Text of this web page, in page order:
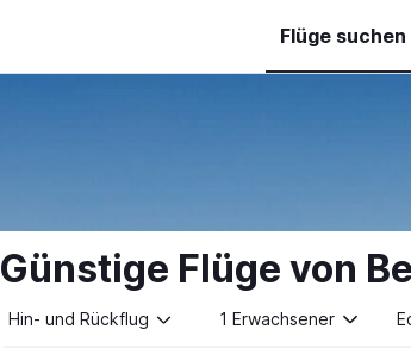
Flüge suchen
Günstige Flüge von
Hin- und Rückflug 1 Erwachsener